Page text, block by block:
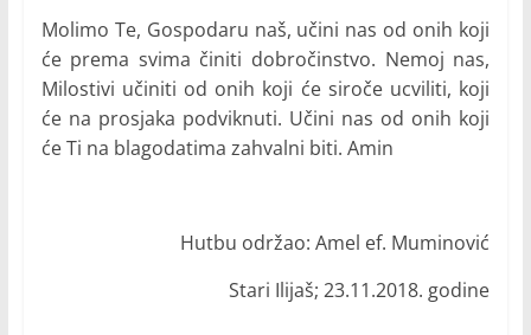
Molimo Te, Gospodaru naš, učini nas od onih koji
će prema svima činiti dobročinstvo. Nemoj nas,
Milostivi učiniti od onih koji će siroče ucviliti, koji
će na prosjaka podviknuti. Učini nas od onih koji
će Ti na blagodatima zahvalni biti. Amin
Hutbu održao: Amel ef. Muminović
Stari Ilijaš; 23.11.2018. godine